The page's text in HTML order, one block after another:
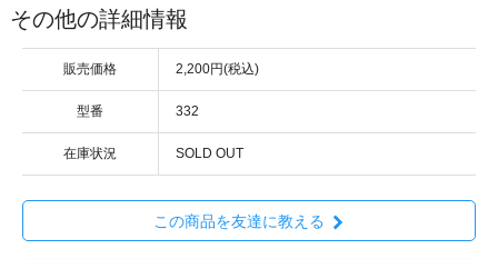
その他の詳細情報
販売価格 2,200円(税込)
型番 332
在庫状況 SOLD OUT
この商品を友達に教える